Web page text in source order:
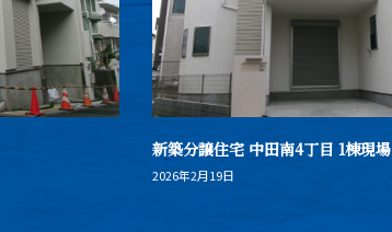
新築分譲住宅 中田南4丁目 1棟現場
2026年2月19日